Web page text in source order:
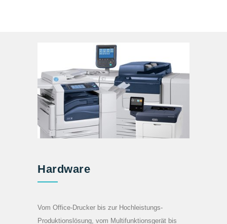
Hardware
Vom Office-Drucker bis zur Hochleistungs-
Produktionslösung, vom Multifunktionsgerät bis